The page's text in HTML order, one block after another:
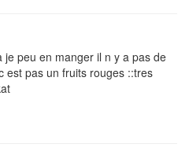
je peu en manger il n y a pas de
est pas un fruits rouges ::tres